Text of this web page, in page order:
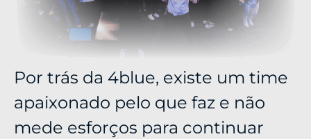
Por trás da 4blue, existe um time
apaixonado pelo que faz e não
mede esforços para continuar